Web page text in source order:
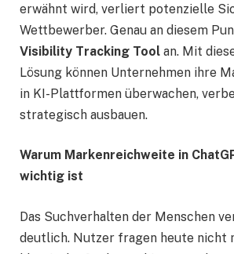
erwähnt wird, verliert potenzielle
Wettbewerber. Genau an diesem
Visibility Tracking Tool an. Mit
Lösung können Unternehmen ihre
in KI-Plattformen überwachen,
strategisch ausbauen.
Warum Markenreichweite in
wichtig ist
Das Suchverhalten der Menschen
deutlich. Nutzer fragen heute nicht